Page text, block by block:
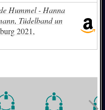
Hummel - Hanna
Tüdelband un
2021,